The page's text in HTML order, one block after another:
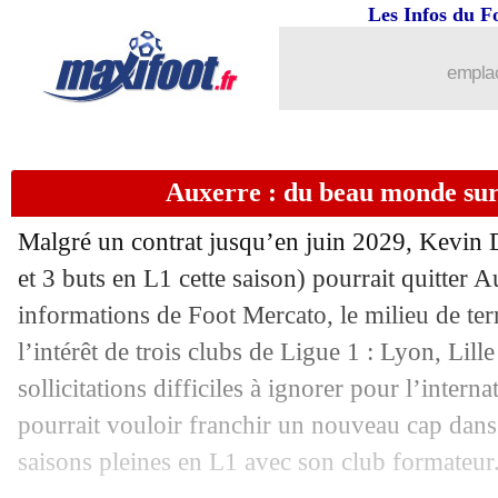
Les Infos du
Auxerre : du beau monde
Malgré un contrat jusqu’en juin 2029, Kevin
et 3 buts en L1 cette saison) pourrait quitter
informations de Foot Mercato, le milieu de
l’intérêt de trois clubs de Ligue 1 : Lyon, Lille
sollicitations difficiles à ignorer pour
pourrait vouloir franchir un nouveau cap
saisons pleines en L1 avec son club
: Jimenez suspendu
08/05 Lyon: fin de saison pour Tessmann
: le vestiaire cherche la taupe
08/05 : mauvaise nouvelle pour
08/05 Médias: Ligue 1+ bientôt sur Canal+
08/05 Real: Tchouaméni autorisé à jouer le
08/05 Ajax : Michel en pole